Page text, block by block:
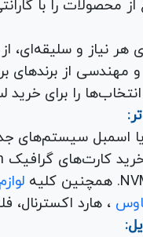
از محصولات را با
یا اسمبل سیستم‌های
، هارد اکسترنال، فلش مموری و